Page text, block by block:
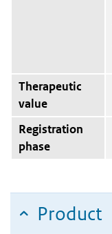
Therapeutic
value
Registration
phase
Product